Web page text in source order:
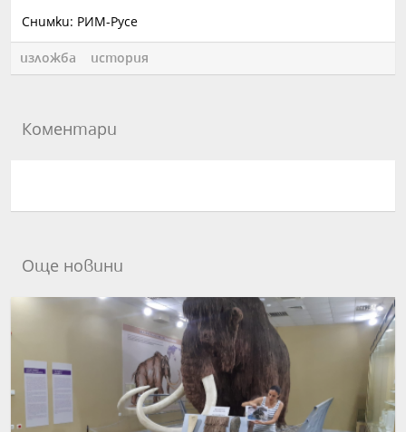
Снимки: РИМ-Русе
изложба
история
Коментари
Още новини